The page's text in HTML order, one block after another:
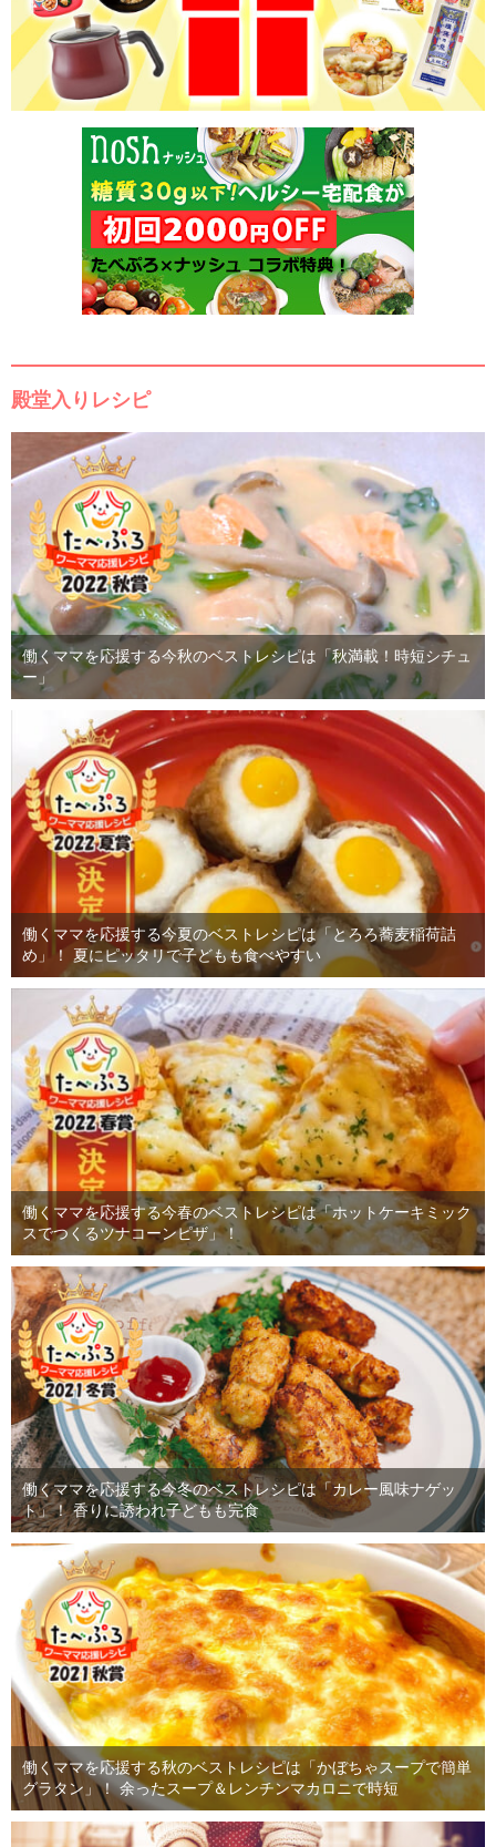
殿堂入りレシピ
働くママを応援する今秋のベストレシピは「秋満載！時短シチュ
ー」
働くママを応援する今夏のベストレシピは「とろろ蕎麦稲荷詰
め」！ 夏にピッタリで子どもも食べやすい
働くママを応援する今春のベストレシピは「ホットケーキミック
スでつくるツナコーンピザ」！
働くママを応援する今冬のベストレシピは「カレー風味ナゲッ
ト」！ 香りに誘われ子どもも完食
働くママを応援する秋のベストレシピは「かぼちゃスープで簡単
グラタン」！ 余ったスープ＆レンチンマカロニで時短